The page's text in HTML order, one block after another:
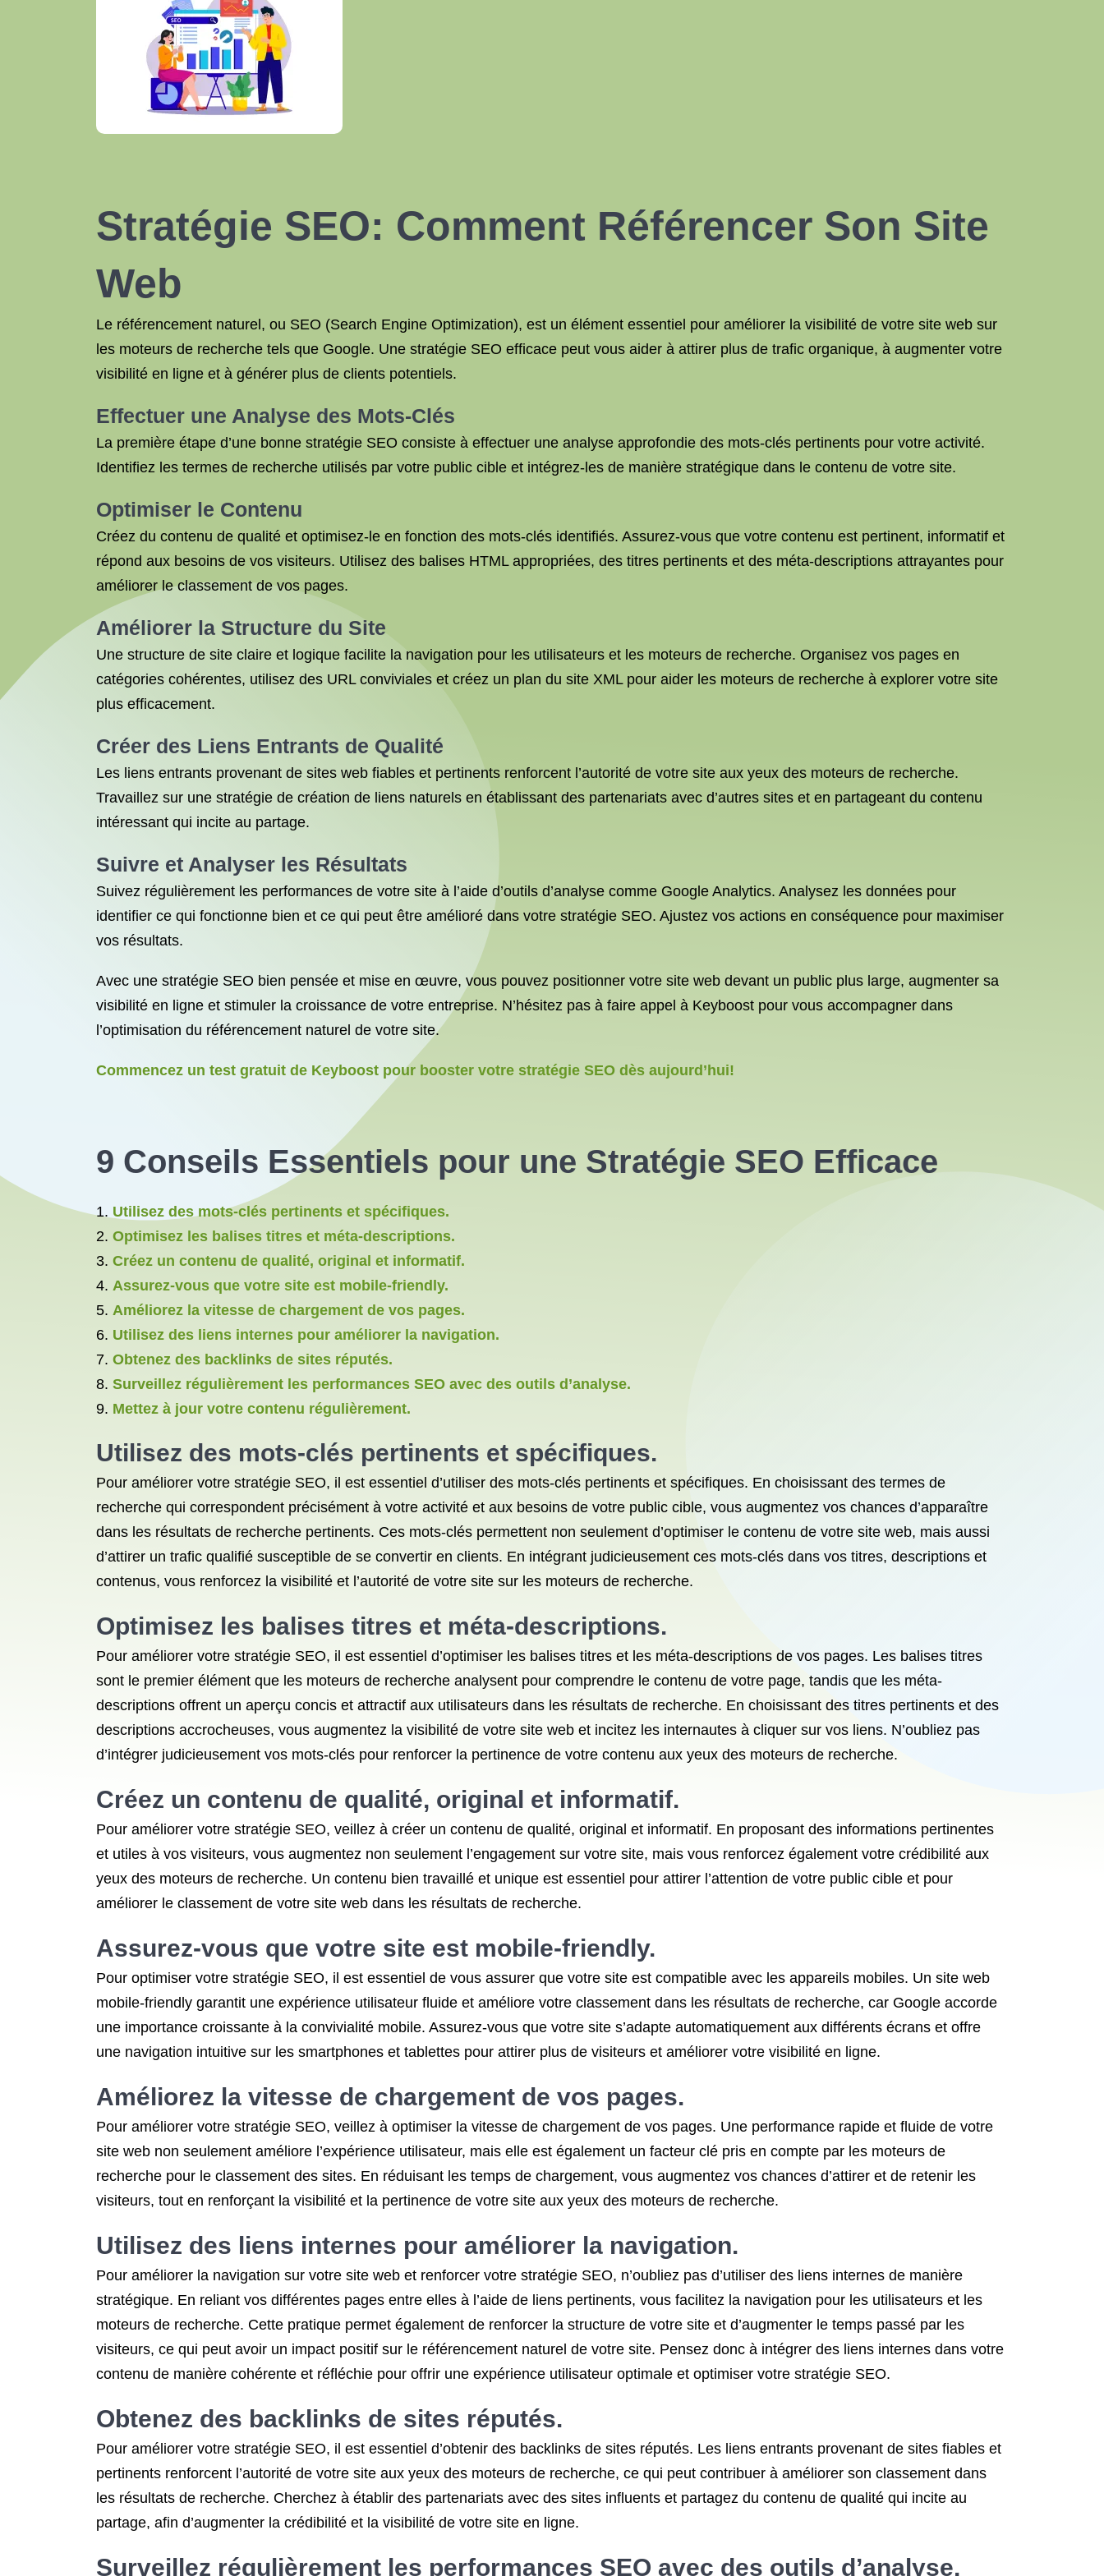
Stratégie SEO: Comment Référencer Son Site
Web
Le référencement naturel, ou SEO (Search Engine Optimization), est un élément essentiel pour améliorer la visibilité de votre site web sur
les moteurs de recherche tels que Google. Une stratégie SEO efficace peut vous aider à attirer plus de trafic organique, à augmenter votre
visibilité en ligne et à générer plus de clients potentiels.
Effectuer une Analyse des Mots-Clés
La première étape d’une bonne stratégie SEO consiste à effectuer une analyse approfondie des mots-clés pertinents pour votre activité.
Identifiez les termes de recherche utilisés par votre public cible et intégrez-les de manière stratégique dans le contenu de votre site.
Optimiser le Contenu
Créez du contenu de qualité et optimisez-le en fonction des mots-clés identifiés. Assurez-vous que votre contenu est pertinent, informatif et
répond aux besoins de vos visiteurs. Utilisez des balises HTML appropriées, des titres pertinents et des méta-descriptions attrayantes pour
améliorer le classement de vos pages.
Améliorer la Structure du Site
Une structure de site claire et logique facilite la navigation pour les utilisateurs et les moteurs de recherche. Organisez vos pages en
catégories cohérentes, utilisez des URL conviviales et créez un plan du site XML pour aider les moteurs de recherche à explorer votre site
plus efficacement.
Créer des Liens Entrants de Qualité
Les liens entrants provenant de sites web fiables et pertinents renforcent l’autorité de votre site aux yeux des moteurs de recherche.
Travaillez sur une stratégie de création de liens naturels en établissant des partenariats avec d’autres sites et en partageant du contenu
intéressant qui incite au partage.
Suivre et Analyser les Résultats
Suivez régulièrement les performances de votre site à l’aide d’outils d’analyse comme Google Analytics. Analysez les données pour
identifier ce qui fonctionne bien et ce qui peut être amélioré dans votre stratégie SEO. Ajustez vos actions en conséquence pour maximiser
vos résultats.
Avec une stratégie SEO bien pensée et mise en œuvre, vous pouvez positionner votre site web devant un public plus large, augmenter sa
visibilité en ligne et stimuler la croissance de votre entreprise. N’hésitez pas à faire appel à Keyboost pour vous accompagner dans
l’optimisation du référencement naturel de votre site.
Commencez un test gratuit de Keyboost pour booster votre stratégie SEO dès aujourd’hui!
9 Conseils Essentiels pour une Stratégie SEO Efficace
Utilisez des mots-clés pertinents et spécifiques.
Optimisez les balises titres et méta-descriptions.
Créez un contenu de qualité, original et informatif.
Assurez-vous que votre site est mobile-friendly.
Améliorez la vitesse de chargement de vos pages.
Utilisez des liens internes pour améliorer la navigation.
Obtenez des backlinks de sites réputés.
Surveillez régulièrement les performances SEO avec des outils d’analyse.
Mettez à jour votre contenu régulièrement.
Utilisez des mots-clés pertinents et spécifiques.
Pour améliorer votre stratégie SEO, il est essentiel d’utiliser des mots-clés pertinents et spécifiques. En choisissant des termes de
recherche qui correspondent précisément à votre activité et aux besoins de votre public cible, vous augmentez vos chances d’apparaître
dans les résultats de recherche pertinents. Ces mots-clés permettent non seulement d’optimiser le contenu de votre site web, mais aussi
d’attirer un trafic qualifié susceptible de se convertir en clients. En intégrant judicieusement ces mots-clés dans vos titres, descriptions et
contenus, vous renforcez la visibilité et l’autorité de votre site sur les moteurs de recherche.
Optimisez les balises titres et méta-descriptions.
Pour améliorer votre stratégie SEO, il est essentiel d’optimiser les balises titres et les méta-descriptions de vos pages. Les balises titres
sont le premier élément que les moteurs de recherche analysent pour comprendre le contenu de votre page, tandis que les méta-
descriptions offrent un aperçu concis et attractif aux utilisateurs dans les résultats de recherche. En choisissant des titres pertinents et des
descriptions accrocheuses, vous augmentez la visibilité de votre site web et incitez les internautes à cliquer sur vos liens. N’oubliez pas
d’intégrer judicieusement vos mots-clés pour renforcer la pertinence de votre contenu aux yeux des moteurs de recherche.
Créez un contenu de qualité, original et informatif.
Pour améliorer votre stratégie SEO, veillez à créer un contenu de qualité, original et informatif. En proposant des informations pertinentes
et utiles à vos visiteurs, vous augmentez non seulement l’engagement sur votre site, mais vous renforcez également votre crédibilité aux
yeux des moteurs de recherche. Un contenu bien travaillé et unique est essentiel pour attirer l’attention de votre public cible et pour
améliorer le classement de votre site web dans les résultats de recherche.
Assurez-vous que votre site est mobile-friendly.
Pour optimiser votre stratégie SEO, il est essentiel de vous assurer que votre site est compatible avec les appareils mobiles. Un site web
mobile-friendly garantit une expérience utilisateur fluide et améliore votre classement dans les résultats de recherche, car Google accorde
une importance croissante à la convivialité mobile. Assurez-vous que votre site s’adapte automatiquement aux différents écrans et offre
une navigation intuitive sur les smartphones et tablettes pour attirer plus de visiteurs et améliorer votre visibilité en ligne.
Améliorez la vitesse de chargement de vos pages.
Pour améliorer votre stratégie SEO, veillez à optimiser la vitesse de chargement de vos pages. Une performance rapide et fluide de votre
site web non seulement améliore l’expérience utilisateur, mais elle est également un facteur clé pris en compte par les moteurs de
recherche pour le classement des sites. En réduisant les temps de chargement, vous augmentez vos chances d’attirer et de retenir les
visiteurs, tout en renforçant la visibilité et la pertinence de votre site aux yeux des moteurs de recherche.
Utilisez des liens internes pour améliorer la navigation.
Pour améliorer la navigation sur votre site web et renforcer votre stratégie SEO, n’oubliez pas d’utiliser des liens internes de manière
stratégique. En reliant vos différentes pages entre elles à l’aide de liens pertinents, vous facilitez la navigation pour les utilisateurs et les
moteurs de recherche. Cette pratique permet également de renforcer la structure de votre site et d’augmenter le temps passé par les
visiteurs, ce qui peut avoir un impact positif sur le référencement naturel de votre site. Pensez donc à intégrer des liens internes dans votre
contenu de manière cohérente et réfléchie pour offrir une expérience utilisateur optimale et optimiser votre stratégie SEO.
Obtenez des backlinks de sites réputés.
Pour améliorer votre stratégie SEO, il est essentiel d’obtenir des backlinks de sites réputés. Les liens entrants provenant de sites fiables et
pertinents renforcent l’autorité de votre site aux yeux des moteurs de recherche, ce qui peut contribuer à améliorer son classement dans
les résultats de recherche. Cherchez à établir des partenariats avec des sites influents et partagez du contenu de qualité qui incite au
partage, afin d’augmenter la crédibilité et la visibilité de votre site en ligne.
Surveillez régulièrement les performances SEO avec des outils d’analyse.